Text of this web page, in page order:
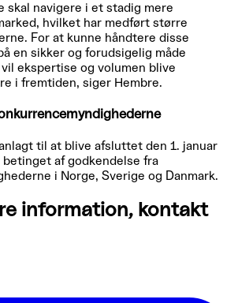
skal navigere i et stadig mere
hvilket har medført større
For at kunne håndtere disse
en sikker og forudsigelig måde
ekspertise og volumen blive
i fremtiden, siger Hembre.
til at blive afsluttet den 1. januar
af godkendelse fra
i Norge, Sverige og Danmark.
information, kontakt